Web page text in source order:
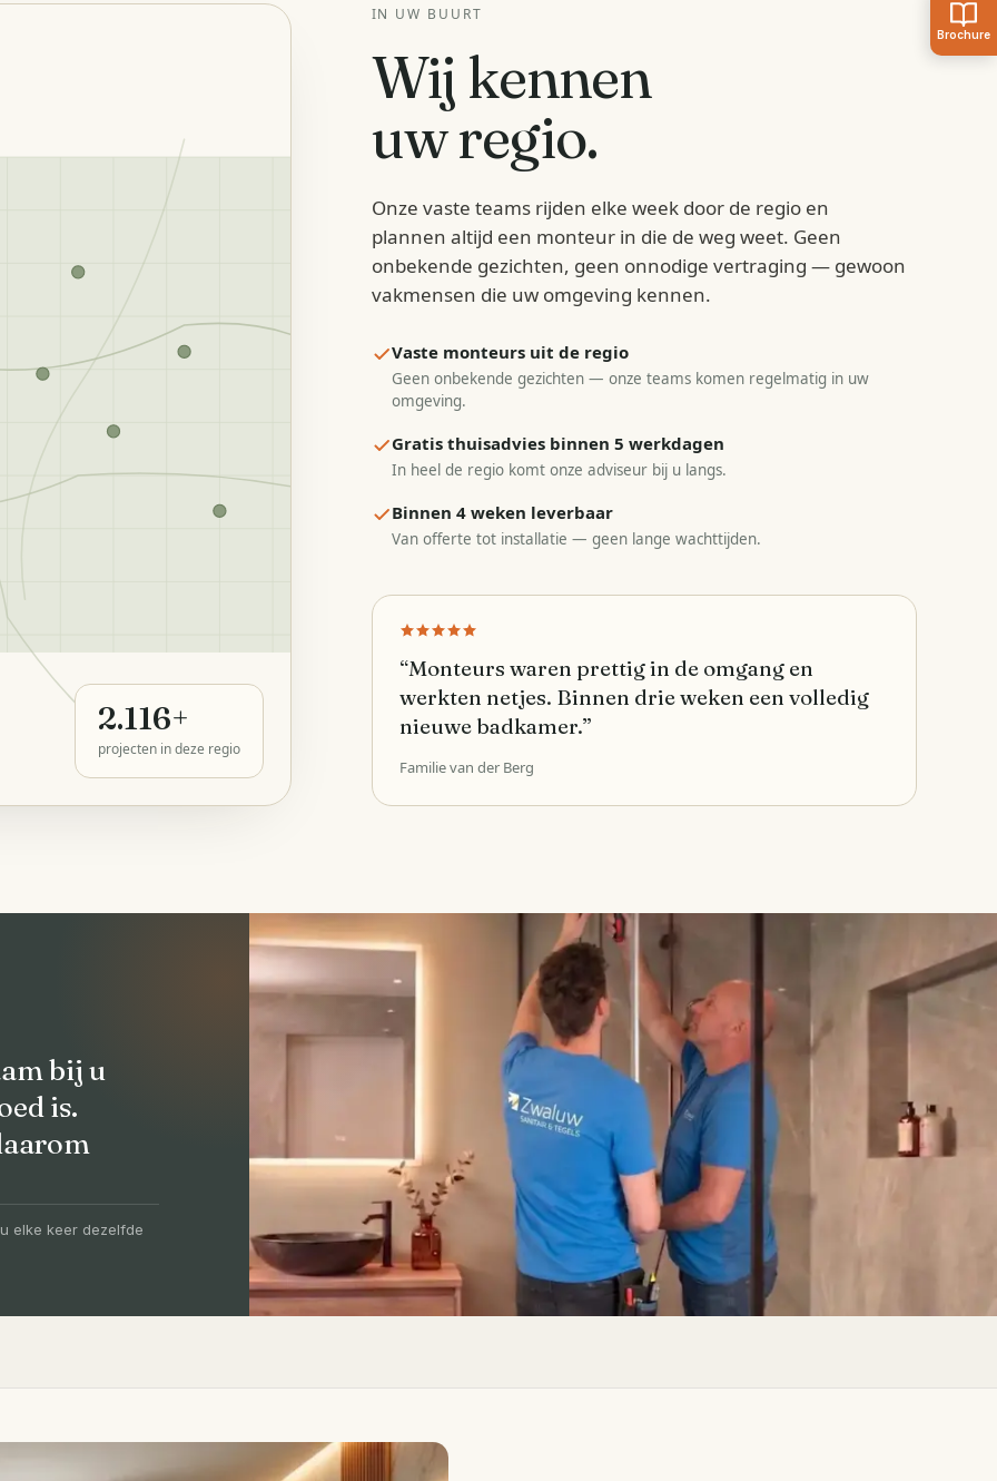
2.116+
projecten in deze regio
IN UW BUURT
Wij kennen
uw regio.
Onze vaste teams rijden elke week door de regio en
plannen altijd een monteur in die de weg weet. Geen
onbekende gezichten, geen onnodige vertraging — gewoon
vakmensen die uw omgeving kennen.
Vaste monteurs uit de regio
Geen onbekende gezichten — onze teams komen regelmatig in uw
omgeving.
Gratis thuisadvies binnen 5 werkdagen
In heel de regio komt onze adviseur bij u langs.
Binnen 4 weken leverbaar
Van offerte tot installatie — geen lange wachttijden.
“Monteurs waren prettig in de omgang en
werkten netjes. Binnen drie weken een volledig
nieuwe badkamer.”
Familie van der Berg
bij u
is.
elke keer dezelfde
dagen